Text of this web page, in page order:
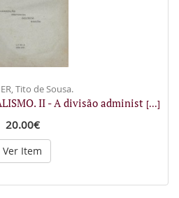
Tito de Sousa.
II - A divisão administ [...]
20.00€
Ver Item